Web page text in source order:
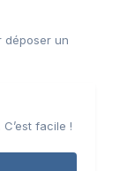
déposer un
facile !